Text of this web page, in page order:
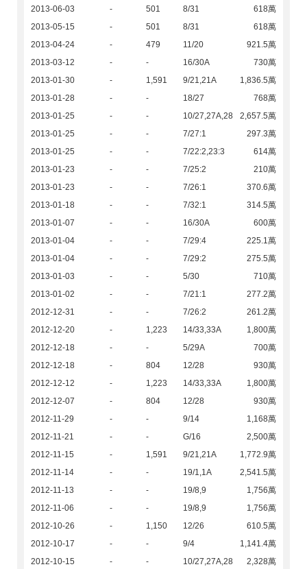
2013-06-03
- 501 8/31
618萬
2013-05-15
- 501 8/31
618萬
2013-04-24
- 479 11/20
921.5萬
2013-03-12
- - 16/30A
730萬
2013-01-30
- 1,591 9/21,21A
1,836.5萬
2013-01-28
- - 18/27
768萬
2013-01-25
- - 10/27,27A,28
2,657.5萬
2013-01-25
- - 7/27:1
297.3萬
2013-01-25
- - 7/22:2,23:3
614萬
2013-01-23
- - 7/25:2
210萬
2013-01-23
- - 7/26:1
370.6萬
2013-01-18
- - 7/32:1
314.5萬
2013-01-07
- - 16/30A
600萬
2013-01-04
- - 7/29:4
225.1萬
2013-01-04
- - 7/29:2
275.5萬
2013-01-03
- - 5/30
710萬
2013-01-02
- - 7/21:1
277.2萬
2012-12-31
- - 7/26:2
261.2萬
2012-12-20
- 1,223 14/33,33A
1,800萬
2012-12-18
- - 5/29A
700萬
2012-12-18
- 804 12/28
930萬
2012-12-12
- 1,223 14/33,33A
1,800萬
2012-12-07
- 804 12/28
930萬
2012-11-29
- - 9/14
1,168萬
2012-11-21
- - G/16
2,500萬
2012-11-15
- 1,591 9/21,21A
1,772.9萬
2012-11-14
- - 19/1,1A
2,541.5萬
2012-11-13
- - 19/8,9
1,756萬
2012-11-06
- - 19/8,9
1,756萬
2012-10-26
- 1,150 12/26
610.5萬
2012-10-17
- - 9/4
1,141.4萬
2012-10-15
- - 10/27,27A,28
2,328萬